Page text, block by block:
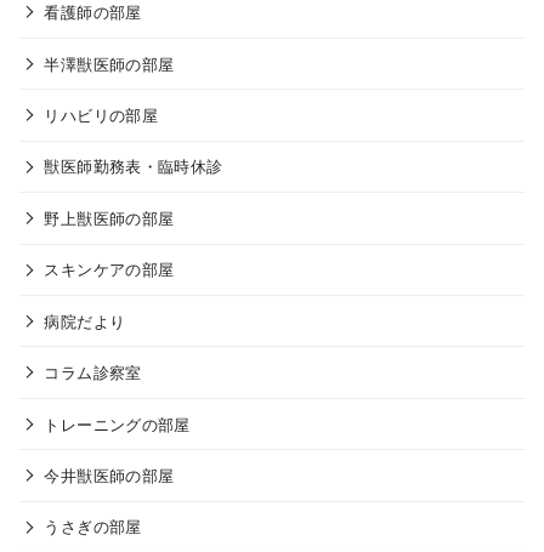
看護師の部屋
半澤獣医師の部屋
リハビリの部屋
獣医師勤務表・臨時休診
野上獣医師の部屋
スキンケアの部屋
病院だより
コラム診察室
トレーニングの部屋
今井獣医師の部屋
うさぎの部屋